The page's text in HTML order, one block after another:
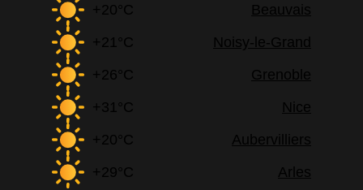
+20°C
Beauvais
+21°C
Noisy-le-Grand
+26°C
Grenoble
+31°C
Nice
+20°C
Aubervilliers
+29°C
Arles